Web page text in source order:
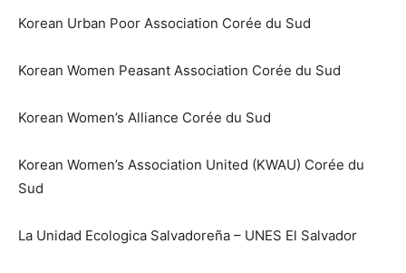
Korean Urban Poor Association Corée du Sud
Korean Women Peasant Association Corée du Sud
Korean Women’s Alliance Corée du Sud
Korean Women’s Association United (KWAU) Corée du
Sud
La Unidad Ecologica Salvadoreña – UNES El Salvador